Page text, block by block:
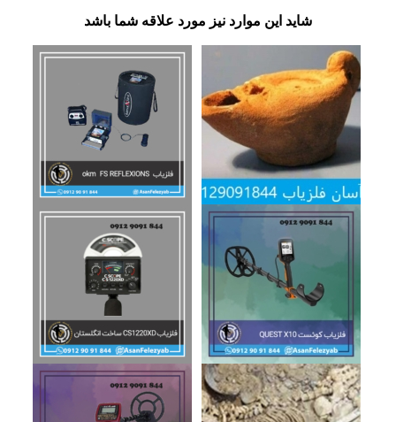
شاید این موارد نیز مورد علاقه شما باشد